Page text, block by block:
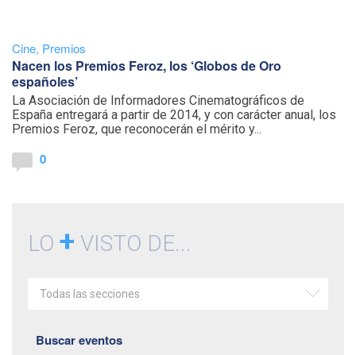
Cine, Premios
Nacen los Premios Feroz, los ‘Globos de Oro
españoles’
La Asociación de Informadores Cinematográficos de
España entregará a partir de 2014, y con carácter anual, los
Premios Feroz, que reconocerán el mérito y...
0
LO + VISTO DE...
Todas las secciones
Buscar eventos